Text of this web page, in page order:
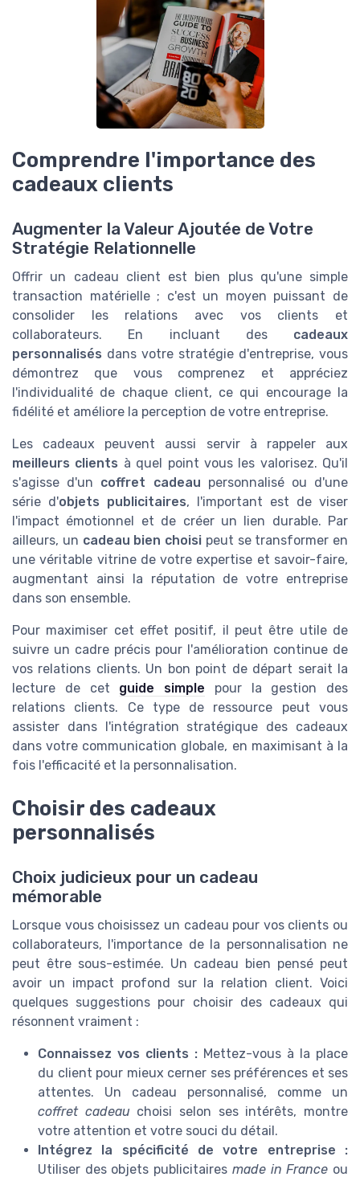
Comprendre l'importance des
cadeaux clients
Augmenter la Valeur Ajoutée de Votre
Stratégie Relationnelle
Offrir un cadeau client est bien plus qu'une simple
transaction matérielle ; c'est un moyen puissant de
consolider les relations avec vos clients et
collaborateurs. En incluant des cadeaux
personnalisés dans votre stratégie d'entreprise, vous
démontrez que vous comprenez et appréciez
l'individualité de chaque client, ce qui encourage la
fidélité et améliore la perception de votre entreprise.
Les cadeaux peuvent aussi servir à rappeler aux
meilleurs clients à quel point vous les valorisez. Qu'il
s'agisse d'un coffret cadeau personnalisé ou d'une
série d'objets publicitaires, l'important est de viser
l'impact émotionnel et de créer un lien durable. Par
ailleurs, un cadeau bien choisi peut se transformer en
une véritable vitrine de votre expertise et savoir-faire,
augmentant ainsi la réputation de votre entreprise
dans son ensemble.
Pour maximiser cet effet positif, il peut être utile de
suivre un cadre précis pour l'amélioration continue de
vos relations clients. Un bon point de départ serait la
lecture de cet guide simple pour la gestion des
relations clients. Ce type de ressource peut vous
assister dans l'intégration stratégique des cadeaux
dans votre communication globale, en maximisant à la
fois l'efficacité et la personnalisation.
Choisir des cadeaux
personnalisés
Choix judicieux pour un cadeau
mémorable
Lorsque vous choisissez un cadeau pour vos clients ou
collaborateurs, l'importance de la personnalisation ne
peut être sous-estimée. Un cadeau bien pensé peut
avoir un impact profond sur la relation client. Voici
quelques suggestions pour choisir des cadeaux qui
résonnent vraiment :
Connaissez vos clients : Mettez-vous à la place
du client pour mieux cerner ses préférences et ses
attentes. Un cadeau personnalisé, comme un
coffret cadeau choisi selon ses intérêts, montre
votre attention et votre souci du détail.
Intégrez la spécificité de votre entreprise :
Utiliser des objets publicitaires made in France ou